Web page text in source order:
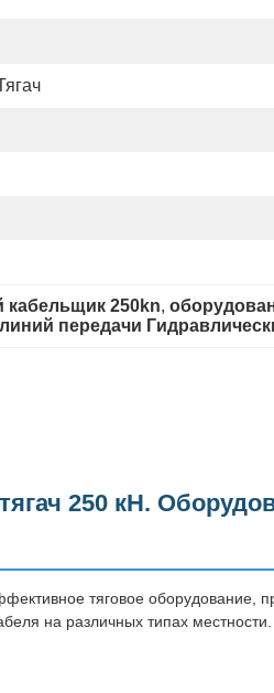
кабельщик 250kn,
передачи
250 кН.
тяговое
на различных типах местности.